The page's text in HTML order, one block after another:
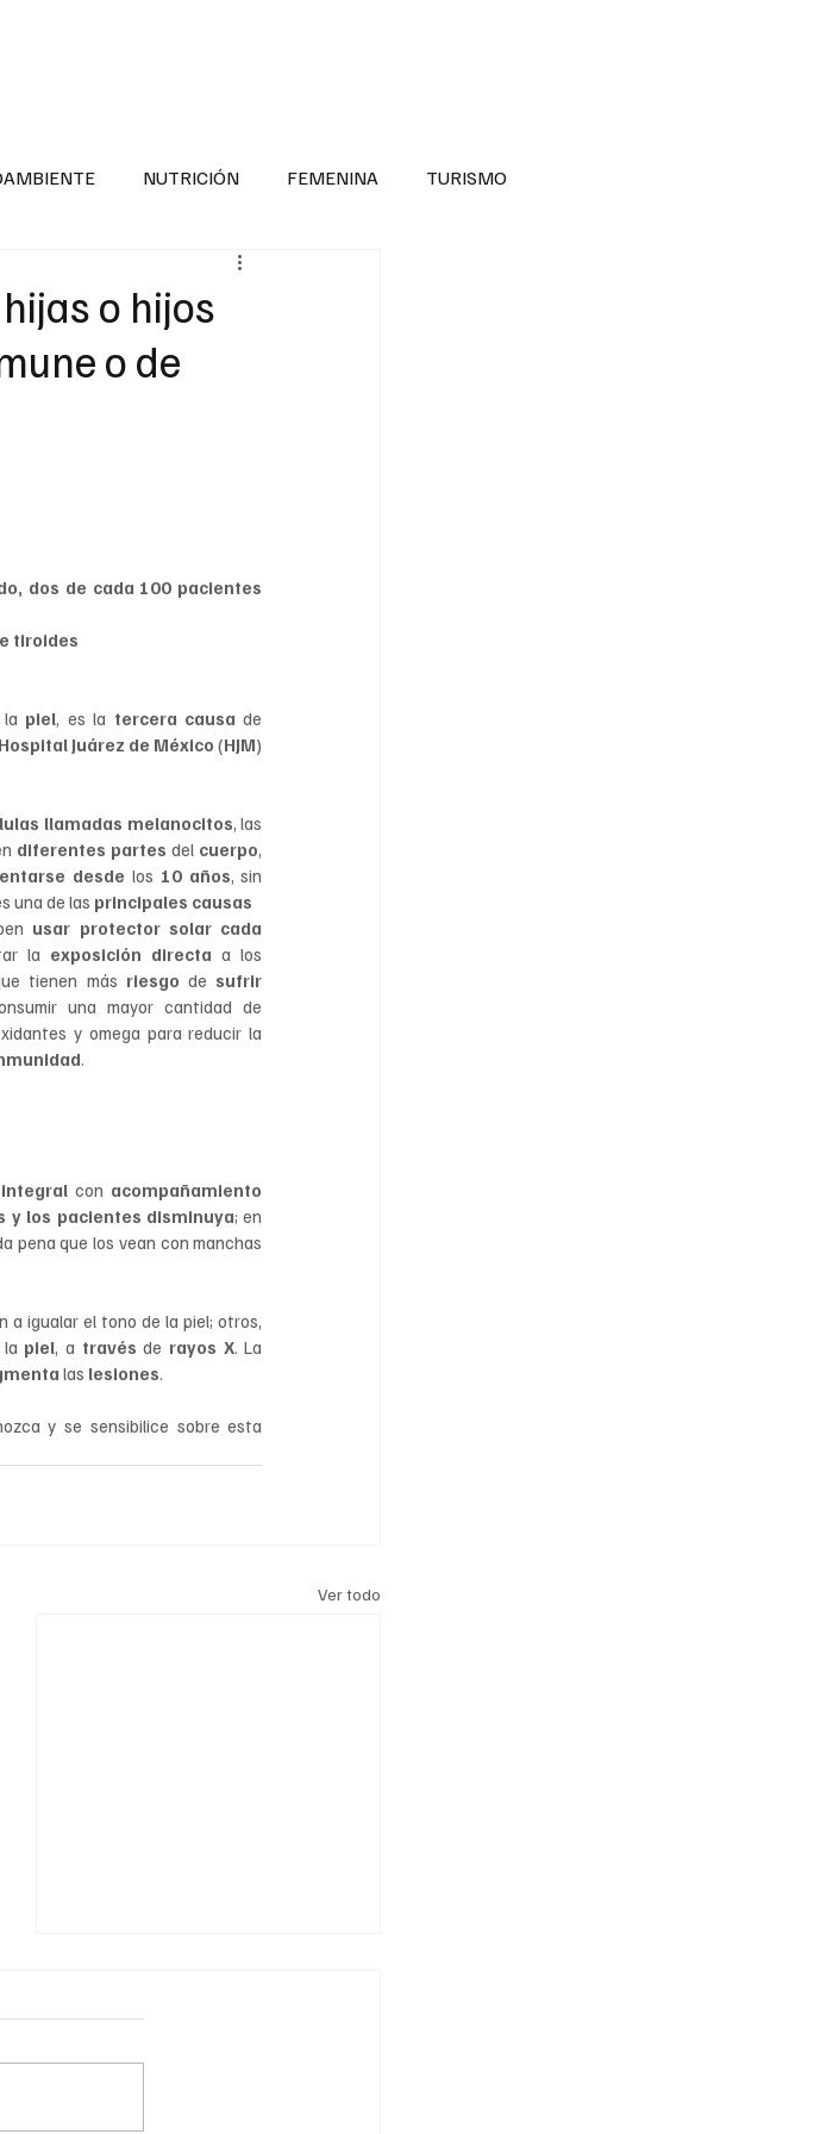
NUTRICIÓN FEMENINA TURISMO
SALUD INFANTIL
RESPONSABILIDAD SOCIAL
o hijos
o de
dos de cada 100 pacientes
tiroides
piel, es la tercera causa
Juárez de México (HJM)
llamadas melanocitos, las
diferentes partes del cuerpo,
desde los 10 años, sin
una de las principales causas
usar protector solar cada
la exposición directa
tienen más riesgo de sufrir
una mayor cantidad de
y omega para reducir la
.
integral con acompañamiento
y los pacientes disminuya; en
pena que los vean con manchas
a igualar el tono de la piel; otros,
piel, a través de rayos X
las lesiones.
y se sensibilice sobre esta
Ver todo